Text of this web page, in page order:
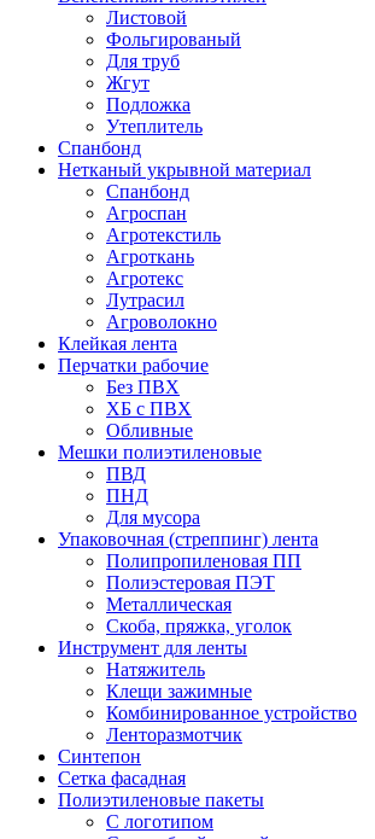
Листовой
Фольгированый
Для труб
Жгут
Подложка
Утеплитель
Спанбонд
Нетканый укрывной материал
Спанбонд
Агроспан
Агротекстиль
Агроткань
Агротекс
Лутрасил
Агроволокно
Клейкая лента
Перчатки рабочие
Без ПВХ
ХБ с ПВХ
Обливные
Мешки полиэтиленовые
ПВД
ПНД
Для мусора
Упаковочная (стреппинг) лента
Полипропиленовая ПП
Полиэстеровая ПЭТ
Металлическая
Скоба, пряжка, уголок
Инструмент для ленты
Натяжитель
Клещи зажимные
Комбинированное устройство
Ленторазмотчик
Синтепон
Сетка фасадная
Полиэтиленовые пакеты
С логотипом